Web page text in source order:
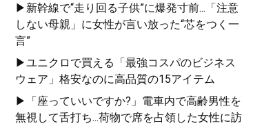
今着るべきブランド60の歴
史や特色を、自身が愛用す
▶新幹線で“走り回る子供”に爆発寸前...「注意
しない母親」に女性が言い放った“芯をつく一
言”
▶ユニクロで買える「最強コスパのビジネス
ウェア」格安なのに高品質の15アイテム
▶「座っていいですか?」電車内で高齢男性を
無視して舌打ち...荷物で席を占領した女性に訪